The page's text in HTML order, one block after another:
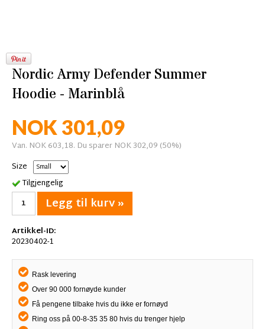
Nordic Army Defender Summer
Hoodie - Marinblå
NOK 301,09
Van. NOK 603,18. Du sparer NOK 302,09 (50%)
Size
Tilgjengelig
Legg til kurv »
Artikkel-ID:
20230402-1
Rask levering
Over 90 000 fornøyde kunder
Få pengene tilbake hvis du ikke er fornøyd
Ring oss på 00-8-35 35 80 hvis du trenger hjelp